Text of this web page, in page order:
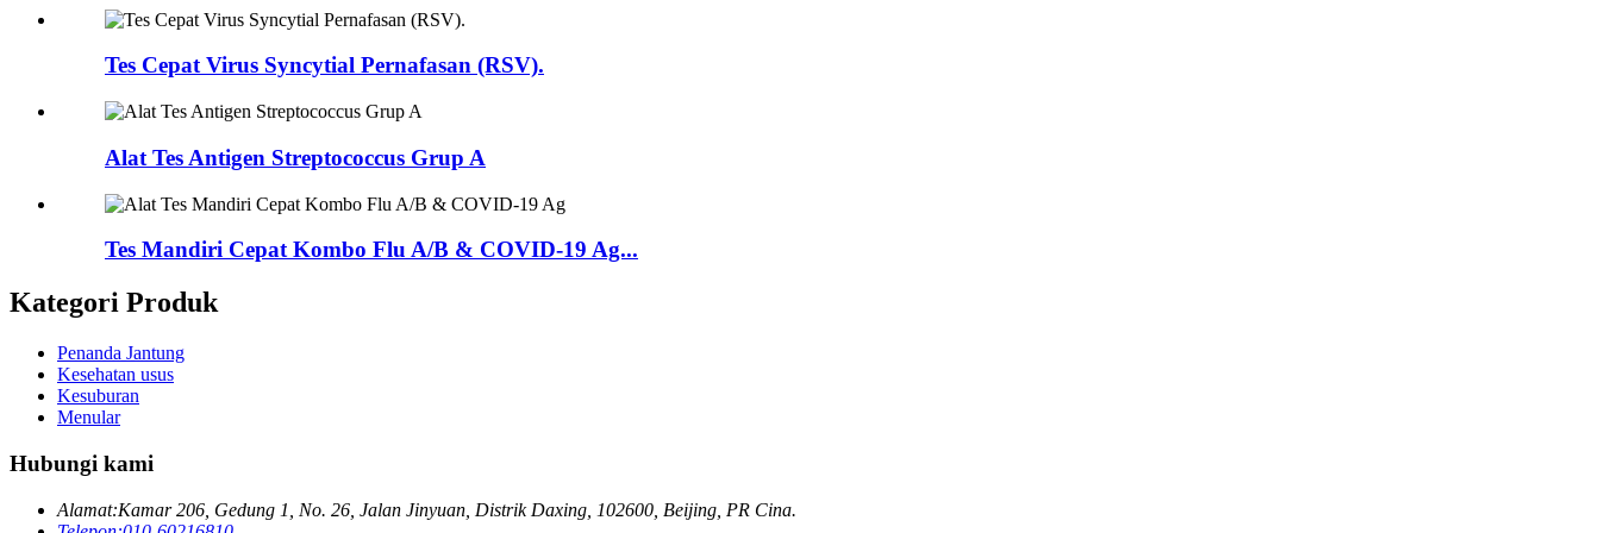
Tes Cepat Virus Syncytial Pernafasan (RSV).
Alat Tes Antigen Streptococcus Grup A
Tes Mandiri Cepat Kombo Flu A/B & COVID-19 Ag...
Kategori Produk
Penanda Jantung
Kesehatan usus
Kesuburan
Menular
Hubungi kami
Alamat:Kamar 206, Gedung 1, No. 26, Jalan Jinyuan, Distrik Daxing, 102600, Beijing, PR Cina.